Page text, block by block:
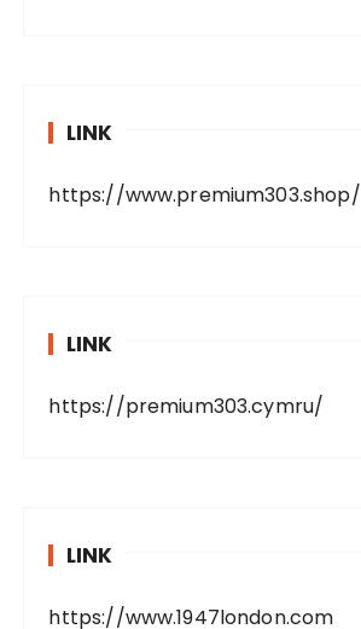
LINK
https://www.premium303.shop/
LINK
https://premium303.cymru/
LINK
https://www.1947london.com